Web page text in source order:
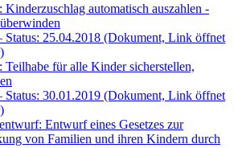
Kinderzuschlag automatisch auszahlen -
25.04.2018 (Dokument, Link öffnet
Teilhabe für alle Kinder sicherstellen,
30.01.2019 (Dokument, Link öffnet
Entwurf eines Gesetzes zur
von Familien und ihren Kindern durch